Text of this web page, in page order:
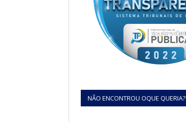
NÃO ENCONTROU OQUE QUERIA?